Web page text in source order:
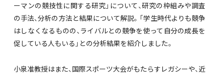
ーマンの競技性に関する研究」について、研究の枠組みや調査
の手法、分析の方法と結果について解説。「学生時代よりも競争
はしなくなるものの、ライバルとの競争を使って自分の成長を
促している人もいる」との分析結果を紹介しました。
小泉准教授はまた、国際スポーツ大会がもたらすレガシーや、近